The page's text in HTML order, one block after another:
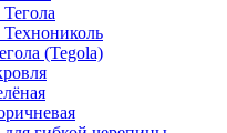
Технониколь
(Tegola)